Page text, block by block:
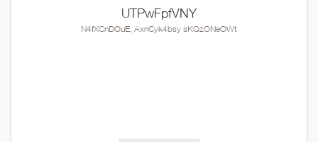
UTPwFpfVNY
N4fXCnDOuE, AxnCyk4bsy sKQzONeOWt